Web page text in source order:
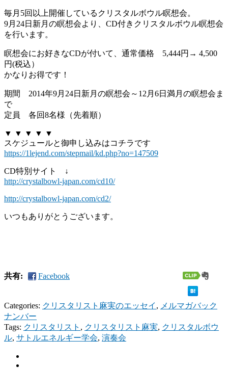
毎月5回以上開催しているクリスタルボウル瞑想会。
9月24日新月の瞑想会より、CD付きクリスタルボウル瞑想会
を行います。
瞑想会にお好きなCDが付いて、通常価格 5,444円→ 4,500
円(税込）
かなりお得です！
期間 2014年9月24日新月の瞑想会～12月6日満月の瞑想会ま
で
定員 各回8名様（先着順）
▼ ▼ ▼ ▼ ▼
スケジュールと御申し込みはコチラです
https://1lejend.com/stepmail/kd.php?no=147509
CD特別サイト ↓
http://crystalbowl-japan.com/cd10/
http://crystalbowl-japan.com/cd2/
いつもありがとうございます。
共有: Facebook
Categories: クリスタリスト麻実のエッセイ , メルマガバック
ナンバー
Tags: クリスタリスト , クリスタリスト麻実, クリスタルボウ
ル, サトルエネルギー学会, 演奏会